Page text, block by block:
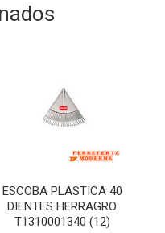
ESCOBA PLASTICA 40
DIENTES HERRAGRO
T1310001340 (12)